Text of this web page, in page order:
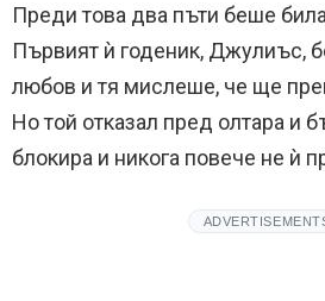
Преди това два пъти беше
Първият ѝ годеник, Джулиъс,
любов и тя мислеше, че ще
Но той отказал пред олтара и
блокира и никога повече не ѝ